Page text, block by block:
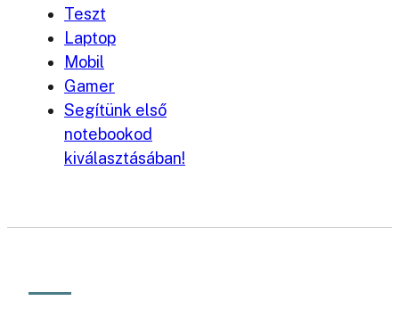
Teszt
Laptop
Mobil
Gamer
Segítünk első
notebookod
kiválasztásában!